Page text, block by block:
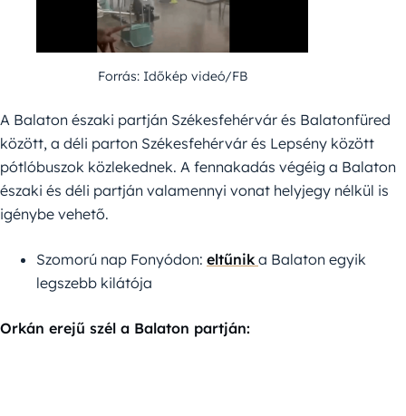
Forrás: Időkép videó/FB
A Balaton északi partján Székesfehérvár és Balatonfüred
között, a déli parton Székesfehérvár és Lepsény között
pótlóbuszok közlekednek. A fennakadás végéig a Balaton
északi és déli partján valamennyi vonat helyjegy nélkül is
igénybe vehető.
Szomorú nap Fonyódon: eltűnik a Balaton egyik
legszebb kilátója
Orkán erejű szél a Balaton partján: